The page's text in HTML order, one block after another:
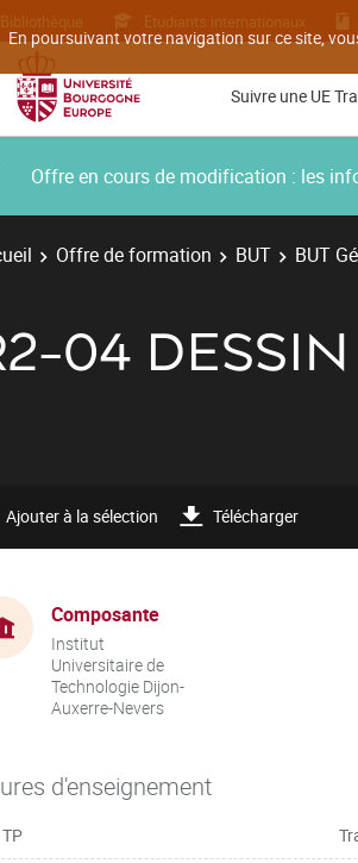
En poursuivant votre navigation sur ce site,
Bibliothèque Etudiants internationaux
Suivre une UE
Offre en cours de modification : les
Offre de formation BUT BUT
04
Ajouter à la sélection Télécharger
Composante
Institut
Universitaire de
Technologie Dijon-
Auxerre-Nevers
d'enseignement
TP